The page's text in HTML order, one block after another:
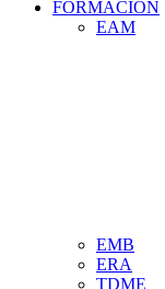
FORMACIÓN
EAM
EMB
ERA
TDME